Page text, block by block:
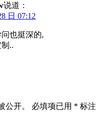
说道：
日 07:12
也挺深的,
..
公开。 必填项已用 * 标注